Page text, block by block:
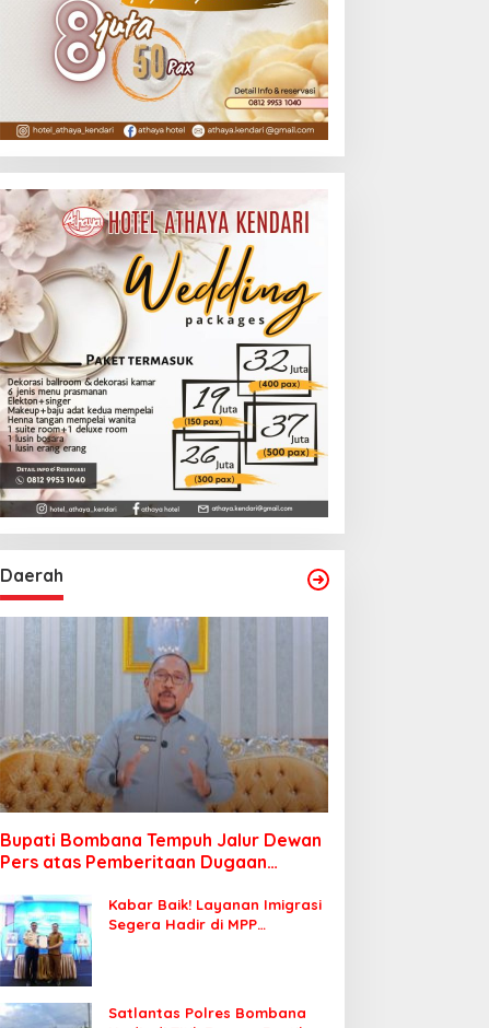
Daerah
Bupati Bombana Tempuh Jalur Dewan
Pers atas Pemberitaan Dugaan
Kabar Baik! Layanan Imigrasi
Segera Hadir di MPP
Satlantas Polres Bombana